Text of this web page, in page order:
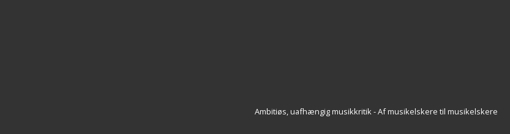
Ambitiøs, uafhængig musikkritik - Af musikelskere til musikelskere